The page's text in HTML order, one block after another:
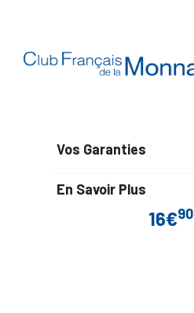
16€90
Vos Garanties
En Savoir Plus
Retrouvez Aussi